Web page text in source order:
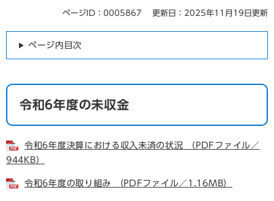
ページID：0005867 更新日：2025年11月19日更新
ページ内目次
令和6年度の未収金
令和6年度決算における収入未済の状況 （PDFファイル／
944KB）
令和6年度の取り組み （PDFファイル／1.16MB）